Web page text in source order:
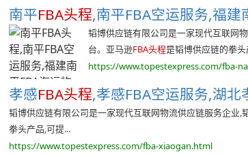
南平FBA头程,南平FBA空运服务,福建
韬博供应链有限公司是一家现代互联网
台。亚马逊FBA头程是韬博供应链的拳
https://www.topestexpress.com/fba-
孝感FBA头程,孝感FBA空运服务,湖北
韬博供应链有限公司是一家现代互联网物流供应链服务企业
拳头产品,可提...
https://www.topestexpress.com/fba-xiaogan.html